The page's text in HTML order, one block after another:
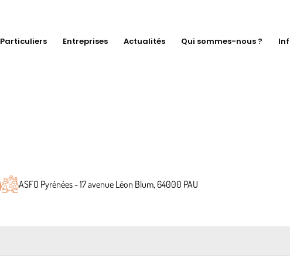
Particuliers Entreprises Actualités Qui sommes-nous ?
ASFO Pyrénées - 17 avenue Léon Blum, 64000 PAU